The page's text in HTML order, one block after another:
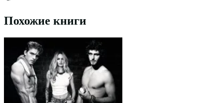
Похожие книги